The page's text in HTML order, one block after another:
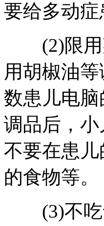
要给多动症
(2)限用
用胡椒油
数患儿电
调品后，
不要在患
的食物等。
(3)不吃